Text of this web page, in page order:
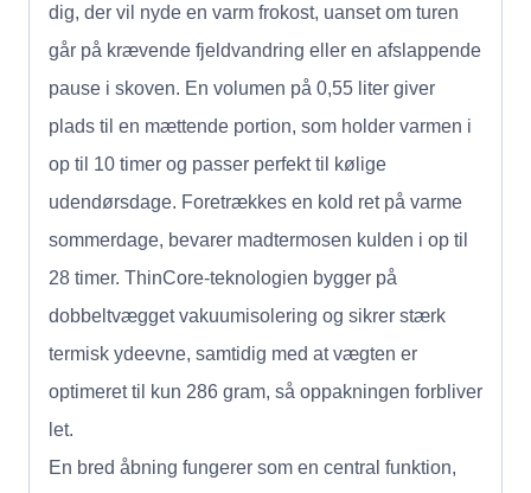
dig, der vil nyde en varm frokost, uanset om turen
går på krævende fjeldvandring eller en afslappende
pause i skoven. En volumen på 0,55 liter giver
plads til en mættende portion, som holder varmen i
op til 10 timer og passer perfekt til kølige
udendørsdage. Foretrækkes en kold ret på varme
sommerdage, bevarer madtermosen kulden i op til
28 timer. ThinCore-teknologien bygger på
dobbeltvægget vakuumisolering og sikrer stærk
termisk ydeevne, samtidig med at vægten er
optimeret til kun 286 gram, så oppakningen forbliver
let.
En bred åbning fungerer som en central funktion,